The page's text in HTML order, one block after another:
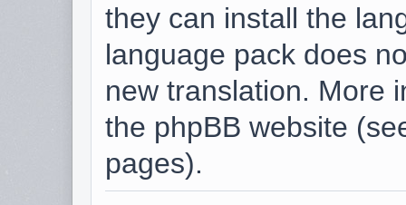
they can install the
language pack does
new translation. More
the phpBB website
pages).